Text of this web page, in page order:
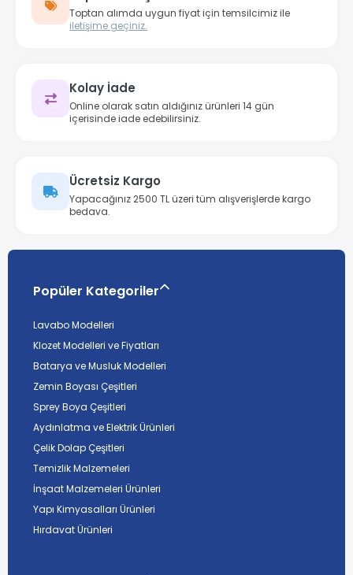
Toptan alımda uygun fiyat için temsilcimiz ile
iletişime geçiniz.
Kolay İade
Online olarak satın aldığınız ürünleri 14 gün
içerisinde iade edebilirsiniz.
Ücretsiz Kargo
Yapacağınız 2500 TL üzeri tüm alışverişlerde kargo
bedava.
Popüler Kategoriler
Lavabo Modelleri
Klozet Modelleri ve Fiyatları
Batarya ve Musluk Modelleri
Zemin Boyası Çeşitleri
Sprey Boya Çeşitleri
Aydınlatma ve Elektrik Ürünleri
Çelik Dolap Çeşitleri
Temizlik Malzemeleri
İnşaat Malzemeleri Ürünleri
Yapı Kimyasalları Ürünleri
Hırdavat Ürünleri